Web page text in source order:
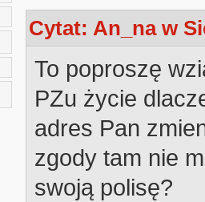
Cytat: An_na w
To poproszę
PZu życie
adres Pan
zgody tam nie
swoją polisę?